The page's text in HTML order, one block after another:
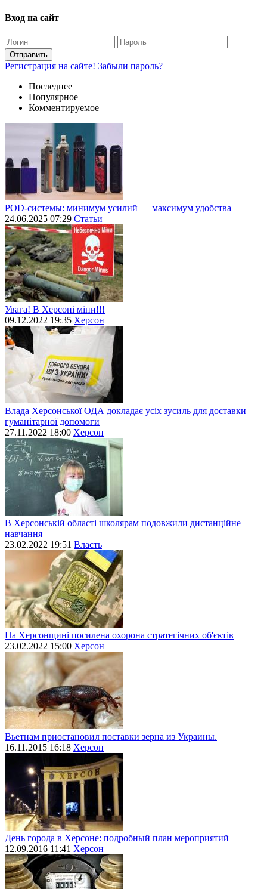
Вход на сайт
Отправить
Регистрация на сайте! Забыли пароль?
Последнее
Популярное
Комментируемое
POD-системы: минимум усилий — максимум удобства
24.06.2025 07:29 Статьи
Увага! В Херсоні міни!!!
09.12.2022 19:35 Херсон
Влада Херсонської ОДА докладає усіх зусиль для доставки
гуманітарної допомоги
27.11.2022 18:00 Херсон
В Херсонській області школярам подовжили дистанційне
навчання
23.02.2022 19:51 Власть
На Херсонщині посилена охорона стратегічних об'єктів
23.02.2022 15:00 Херсон
Вьетнам приостановил поставки зерна из Украины.
16.11.2015 16:18 Херсон
День города в Херсоне: подробный план мероприятий
12.09.2016 11:41 Херсон